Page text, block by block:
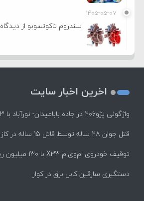
۱۴۰۵-۰۵-۰۷
سندروم تاکوتسوبو از
اخرین اخبار سایت
واژگونی پژو۲۰۶ در جاده بابامیدان- نورآباد با ۳ مصدوم
قتل جوان 28 ساله توسط قاتل 15 ساله در کازرون
توقیف خودروی ام‌وی‌ام X33 با ۱۳۰ میلیون ریال خلافی در سروستان
دستگیری سارقین کابل برق در کوار